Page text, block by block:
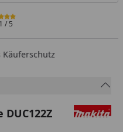
/ 5
Käuferschutz